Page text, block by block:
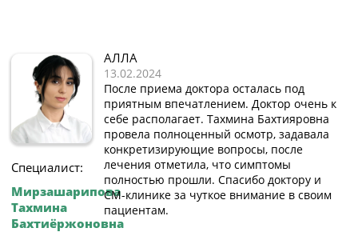
Специалист:
Мирзашарипова
Тахмина
Бахтиёржоновна
АЛЛА
13.02.2024
После приема доктора осталась под
приятным впечатлением. Доктор очень к
себе располагает. Тахмина Бахтияровна
провела полноценный осмотр, задавала
конкретизирующие вопросы, после
лечения отметила, что симптомы
полностью прошли. Спасибо доктору и
СМ-клинике за чуткое внимание в своим
пациентам.